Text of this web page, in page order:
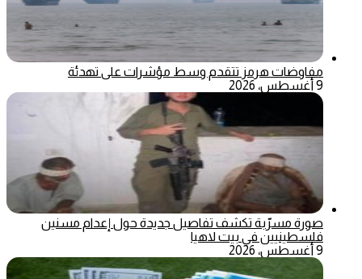
مفاوضات هرمز تتقدم وسط مؤشرات على تهدئة
9 أغسطس، 2026
صورة مسرّبة تكشف تفاصيل جديدة حول إعدام مسنين
فلسطينيين في بيت لاهيا
9 أغسطس، 2026